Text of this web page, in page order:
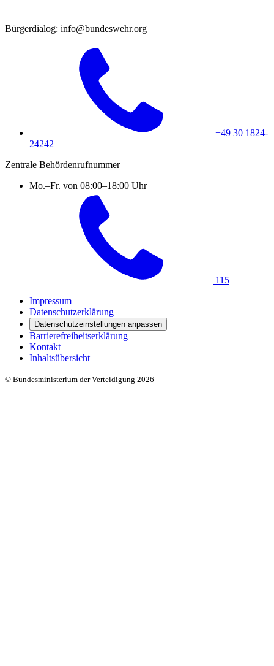
Bürgerdialog: info@bundeswehr.org
+49 30 1824-
24242
Zentrale Behördenrufnummer
Mo.–Fr. von 08:00–18:00 Uhr
115
Impressum
Datenschutzerklärung
Datenschutzeinstellungen anpassen
Barrierefreiheitserklärung
Kontakt
Inhaltsübersicht
© Bundesministerium der Verteidigung 2026